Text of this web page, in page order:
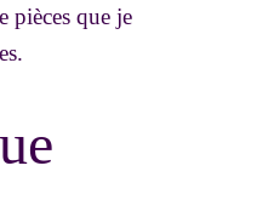
pièces que je